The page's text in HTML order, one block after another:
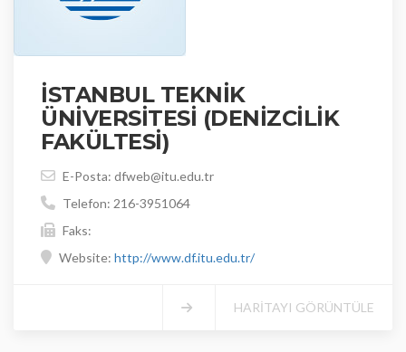
İSTANBUL TEKNİK
ÜNİVERSİTESİ (DENİZCİLİK
FAKÜLTESİ)
E-Posta: dfweb@itu.edu.tr
Telefon: 216-3951064
Faks:
Website: http://www.df.itu.edu.tr/
HARİTAYI GÖRÜNTÜLE